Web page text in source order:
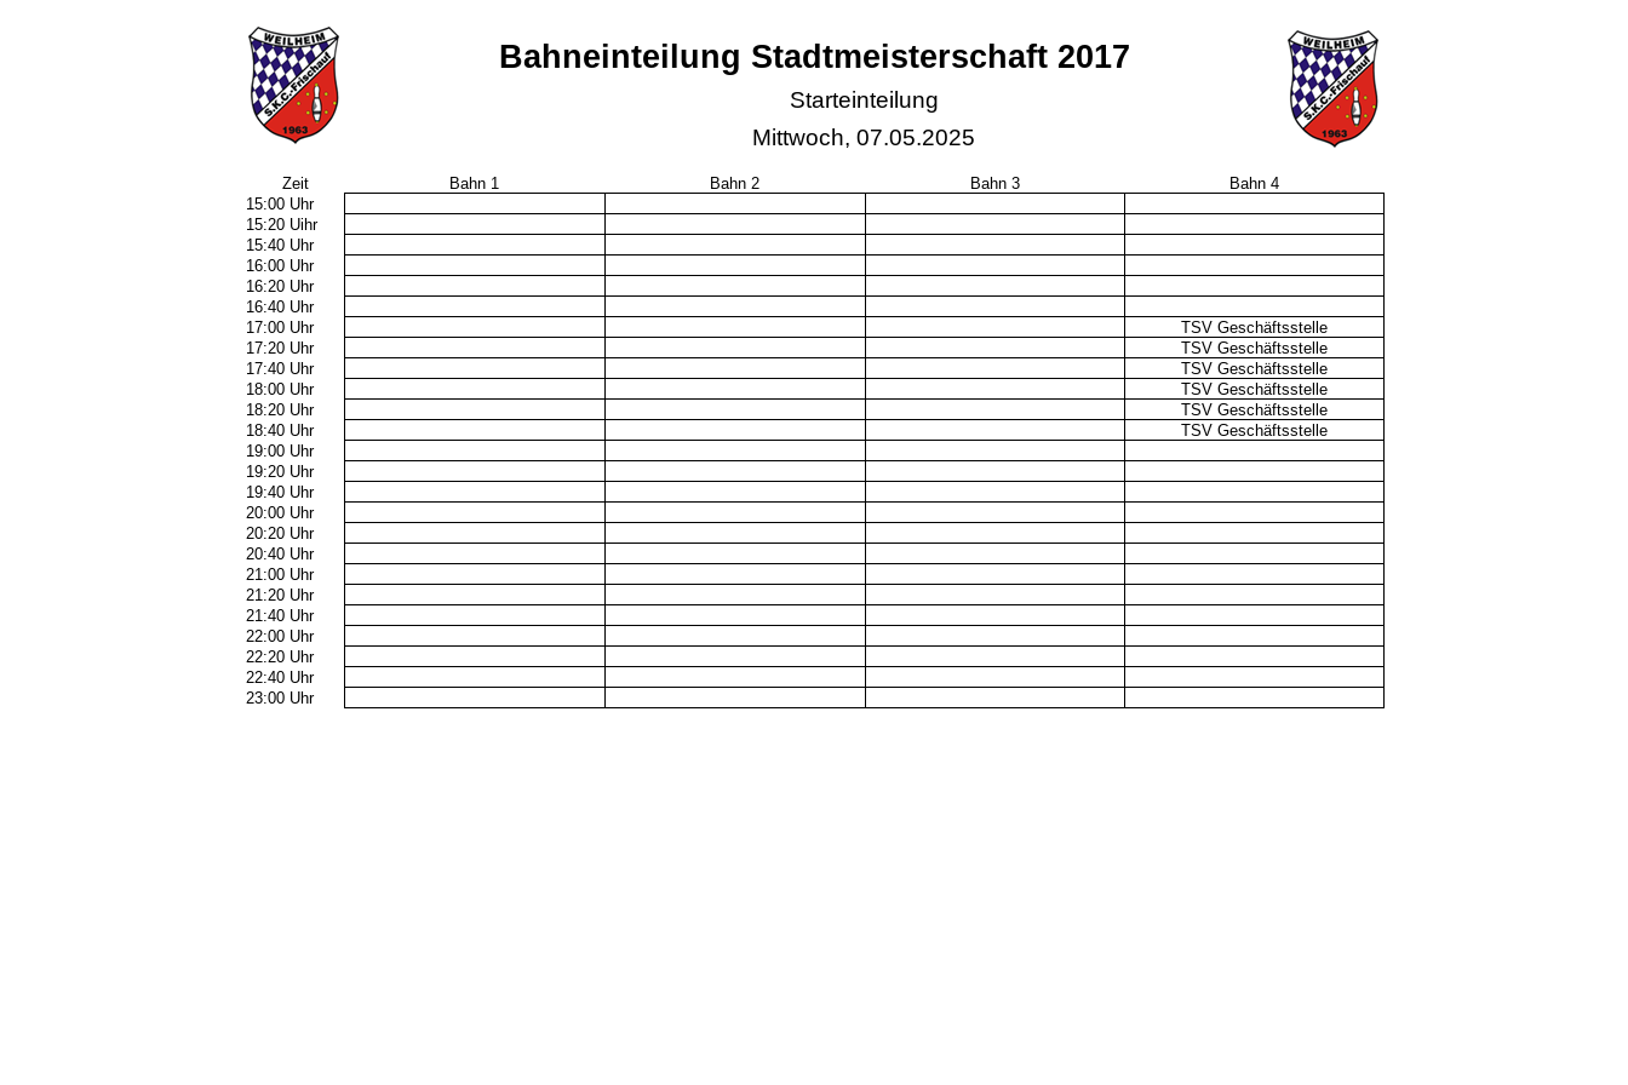
Bahneinteilung Stadtmeisterschaft 2017
Starteinteilung
Mittwoch, 07.05.2025
Zeit Bahn 1 Bahn 2 Bahn 3
Bahn 4
15:00 Uhr
15:20 Uihr
15:40 Uhr
16:00 Uhr
16:20 Uhr
16:40 Uhr
17:00 Uhr
TSV Geschäftsstelle
17:20 Uhr
TSV Geschäftsstelle
17:40 Uhr
TSV Geschäftsstelle
18:00 Uhr
TSV Geschäftsstelle
18:20 Uhr
TSV Geschäftsstelle
18:40 Uhr
TSV Geschäftsstelle
19:00 Uhr
19:20 Uhr
19:40 Uhr
20:00 Uhr
20:20 Uhr
20:40 Uhr
21:00 Uhr
21:20 Uhr
21:40 Uhr
22:00 Uhr
22:20 Uhr
22:40 Uhr
23:00 Uhr